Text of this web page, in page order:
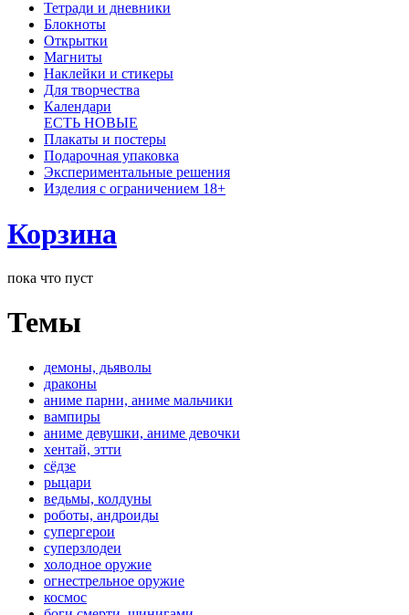
Тетради и дневники
Блокноты
Открытки
Магниты
Наклейки и стикеры
Для творчества
Календари
ЕСТЬ НОВЫЕ
Плакаты и постеры
Подарочная упаковка
Экспериментальные решения
Изделия с ограничением 18+
Корзина
пока что пуст
Темы
демоны, дьяволы
драконы
аниме парни, аниме мальчики
вампиры
аниме девушки, аниме девочки
хентай, этти
сёдзе
рыцари
ведьмы, колдуны
роботы, андроиды
супергерои
суперзлодеи
холодное оружие
огнестрельное оружие
космос